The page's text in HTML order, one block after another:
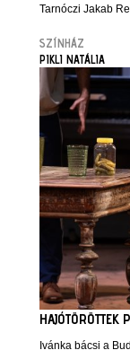
Tarnóczi Jakab
SZÍNHÁZ
PIKLI NATÁLIA
Ivánka bácsi a